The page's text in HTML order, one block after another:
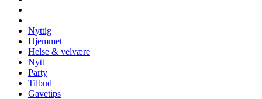
Nyttig
Hjemmet
Helse & velvære
Nytt
Party
Tilbud
Gavetips